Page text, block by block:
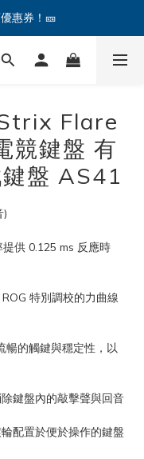
點我購買 — !
惠券！🎫
點我購買 — !
Flare
競鍵盤 有
盤 AS41
)
供 0.125 ms 反應時
特別調校的力曲線
暢的觸鍵與穩定性，以
鍵盤內的敲擊聲與回音
配置於便於操作的鍵盤